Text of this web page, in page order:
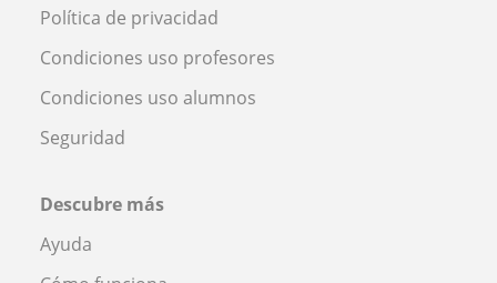
Política de privacidad
Condiciones uso profesores
Condiciones uso alumnos
Seguridad
Descubre más
Ayuda